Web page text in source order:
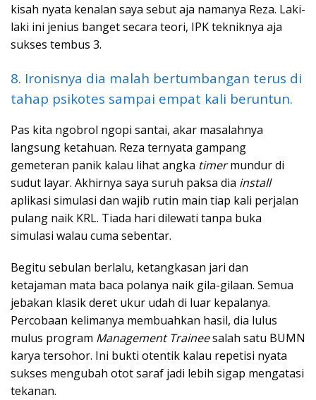
kisah nyata kenalan saya sebut aja namanya Reza. Laki-
laki ini jenius banget secara teori, IPK tekniknya aja
sukses tembus 3.
8. Ironisnya dia malah bertumbangan terus di
tahap psikotes sampai empat kali beruntun.
Pas kita ngobrol ngopi santai, akar masalahnya
langsung ketahuan. Reza ternyata gampang
gemeteran panik kalau lihat angka timermundur di
sudut layar. Akhirnya saya suruh paksa dia install
aplikasi simulasi dan wajib rutin main tiap kali perjalan
pulang naik KRL. Tiada hari dilewati tanpa buka
simulasi walau cuma sebentar.
Begitu sebulan berlalu, ketangkasan jari dan
ketajaman mata baca polanya naik gila-gilaan. Semua
jebakan klasik deret ukur udah di luar kepalanya.
Percobaan kelimanya membuahkan hasil, dia lulus
mulus program Management Traineesalah satu BUMN
karya tersohor. Ini bukti otentik kalau repetisi nyata
sukses mengubah otot saraf jadi lebih sigap mengatasi
tekanan.